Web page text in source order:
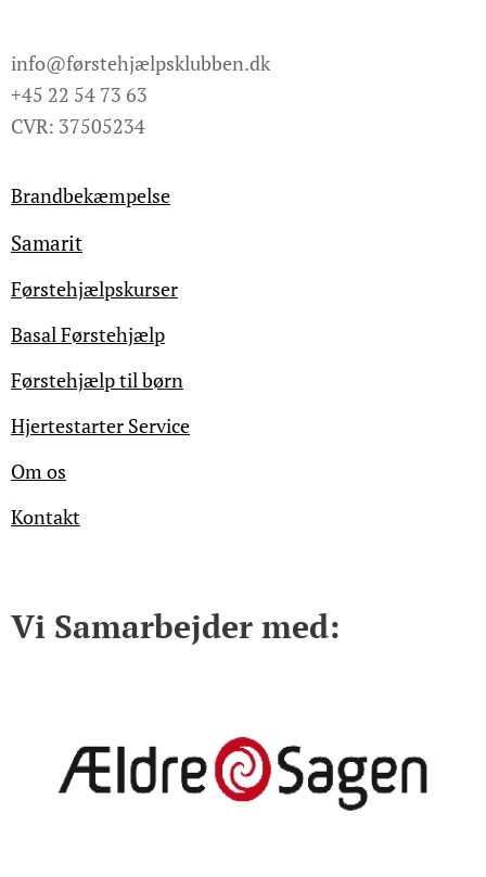
info@førstehjælpsklubben.dk
+45 22 54 73 63
CVR: 37505234
Brandbekæmpelse
Samarit
Førstehjælpskurser
Basal Førstehjælp
Førstehjælp til børn
Hjertestarter Service
Om os
Kontakt
Vi Samarbejder med: